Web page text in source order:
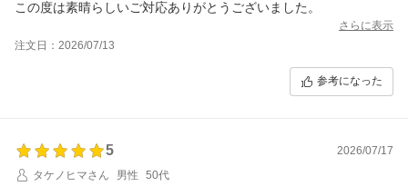
この度は素晴らしいご対応ありがとうございました。
さらに表示
注文日：2026/07/13
参考になった
5
2026/07/17
タケノヒマさん
男性 50代